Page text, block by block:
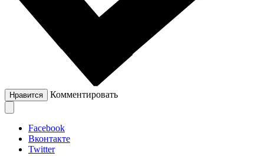
Нравится Комментировать
Facebook
Вконтакте
Twitter